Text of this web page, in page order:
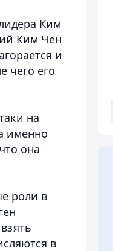
Ким
Ким Чен
и
чего его
на
именно
она
роли в
в